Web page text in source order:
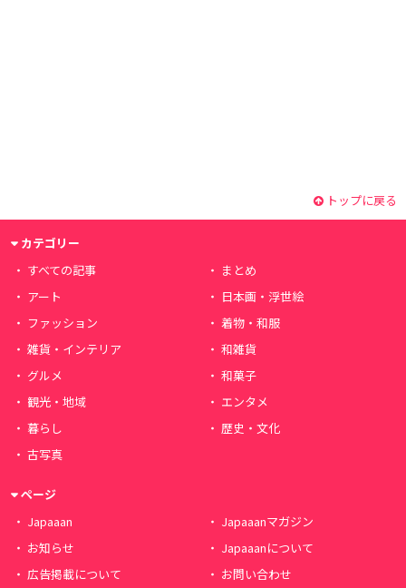
トップに戻る
カテゴリー
すべての記事
まとめ
アート
日本画・浮世絵
ファッション
着物・和服
雑貨・インテリア
和雑貨
グルメ
和菓子
観光・地域
エンタメ
暮らし
歴史・文化
古写真
ページ
Japaaan
Japaaanマガジン
お知らせ
Japaaanについて
広告掲載について
お問い合わせ